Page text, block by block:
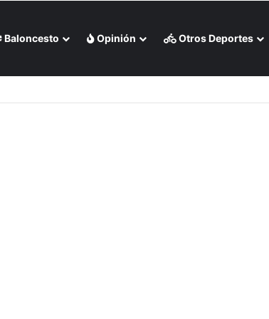
Baloncesto Opinión Otros Deportes